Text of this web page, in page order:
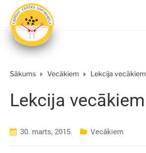
Sākums Vecākiem Lekcija vecākiem
Lekcija vecākiem
30. marts, 2015. Vecākiem